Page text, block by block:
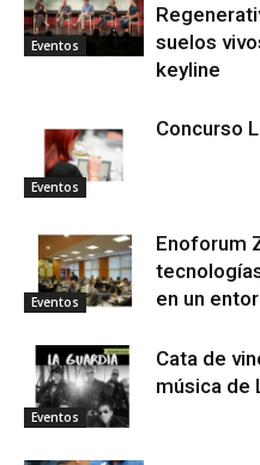
Eventos
suelos
keyline
Eventos
Concurso
Eventos
Enoforum
en un
Eventos
Cata de
música de